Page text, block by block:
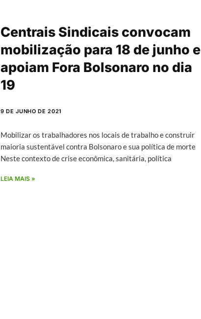
Centrais Sindicais convocam
mobilização para 18 de junho e
apoiam Fora Bolsonaro no dia
19
9 DE JUNHO DE 2021
Mobilizar os trabalhadores nos locais de trabalho e construir
maioria sustentável contra Bolsonaro e sua política de morte
Neste contexto de crise econômica, sanitária, política
LEIA MAIS »